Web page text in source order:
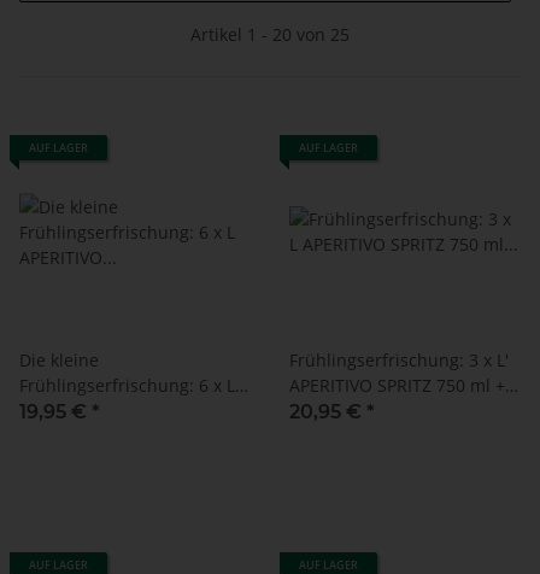
Artikel 1 - 20 von 25
AUF LAGER
Die kleine
Frühlingserfrischung: 6 x L'
APERITIVO SPRITZ 250 ml +
19,95 € *
AUF LAGER
Frühlingserfrischung: 3 x L'
APERITIVO SPRITZ 750 ml +
Up'n Joy PAPIERTRINKHALME
20,95 € *
AUF LAGER AUF LAGER